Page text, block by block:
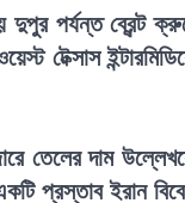
পর্যন্ত ব্রেন্ট
টেক্সাস
তেলের দাম
একটি প্রস্তাব ইরান